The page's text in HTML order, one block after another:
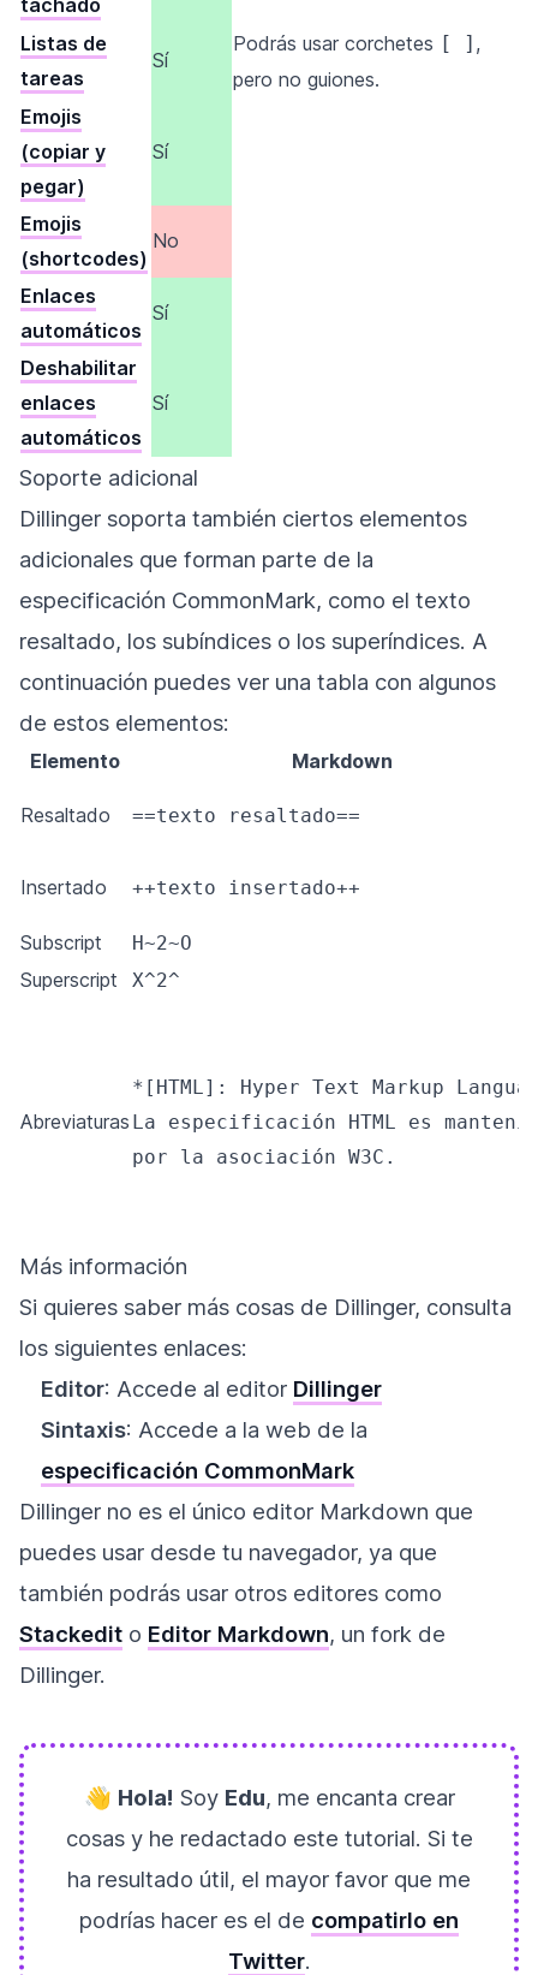
Listas de
tareas
Sí
Podrás usar corchetes [ ] ,
pero no guiones.
Emojis
(copiar y
pegar)
Sí
Emojis
(shortcodes)
No
Enlaces
automáticos
Sí
Deshabilitar
enlaces
automáticos
Sí
Soporte adicional
Dillinger soporta también ciertos elementos
adicionales que forman parte de la
especificación CommonMark, como el texto
resaltado, los subíndices o los superíndices. A
continuación puedes ver una tabla con algunos
de estos elementos:
Elemento Markdown
Resaltado ==texto resaltado==
Insertado ++texto insertado++
Subscript H~2~O
Superscript X^2^
Abreviaturas
*[HTML]: Hyper Text Markup
La especificación HTML es
por la asociación W3C.
Más información
Si quieres saber más cosas de Dillinger, consulta
los siguientes enlaces:
Editor: Accede al editor Dillinger
Sintaxis: Accede a la web de la
especificación CommonMark
Dillinger no es el único editor Markdown que
puedes usar desde tu navegador, ya que
también podrás usar otros editores como
Stackedit o Editor Markdown, un fork de
Dillinger.
👋 Hola! Soy Edu, me encanta crear
cosas y he redactado este tutorial. Si te
ha resultado útil, el mayor favor que me
podrías hacer es el de compatirlo en
Twitter.